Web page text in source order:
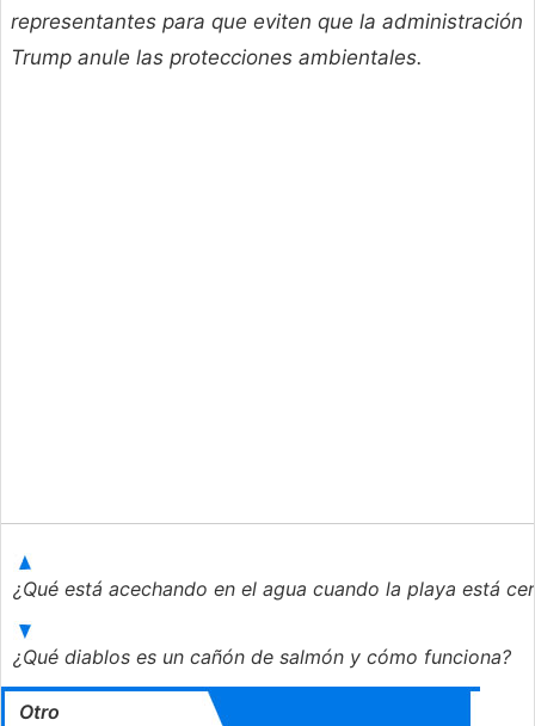
representantes para que eviten que la administración
Trump anule las protecciones ambientales.
¿Qué está acechando en el agua cuando la playa está
¿Qué diablos es un cañón de salmón y cómo funciona?
Otro